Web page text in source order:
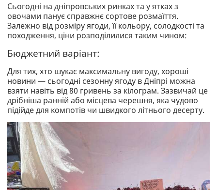
Сьогодні на дніпровських ринках та у ятках з
овочами панує справжнє сортове розмаїття.
Залежно від розміру ягоди, її кольору, солодкості та
походження, ціни розподілилися таким чином:
Бюджетний варіант:
Для тих, хто шукає максимальну вигоду, хороші
новини — сьогодні сезонну ягоду в Дніпрі можна
взяти навіть від 80 гривень за кілограм. Зазвичай це
дрібніша ранній або місцева черешня, яка чудово
підійде для компотів чи швидкого літнього десерту.